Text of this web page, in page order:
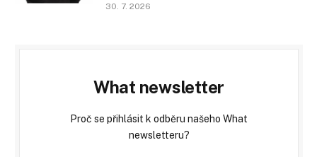
30. 7. 2026
What newsletter
Proč se přihlásit k odběru našeho What
newsletteru?